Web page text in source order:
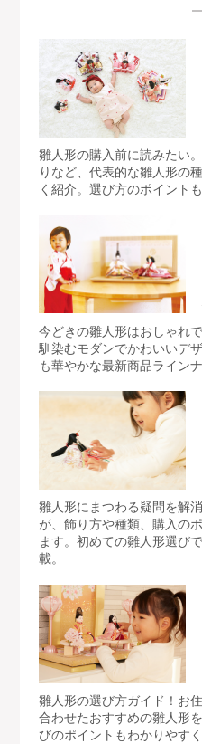
雛人形の購入前に読みたい
りなど、代表的な雛人形の
く紹介。選び方のポイント
今どきの雛人形はおしゃれ
馴染むモダンでかわいいデ
も華やかな最新商品ライン
雛人形にまつわる疑問を解
が、飾り方や種類、購入の
ます。初めての雛人形選び
載。
雛人形の選び方ガイド！お
合わせたおすすめの雛人形
びのポイントもわかりやすく